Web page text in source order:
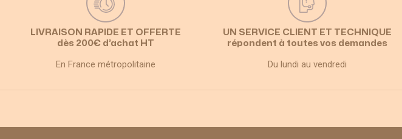
LIVRAISON RAPIDE ET OFFERTE
dès 200€ d’achat HT
En France métropolitaine
UN SERVICE CLIENT ET TECHNIQUE
répondent à toutes vos demandes
Du lundi au vendredi